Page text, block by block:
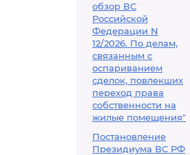
обзор ВС
Российской
Федерации N
12/2026. По делам,
связанным с
оспариванием
сделок, повлекших
переход права
собственности на
жилые помещения"
Постановление
Президиума ВС РФ